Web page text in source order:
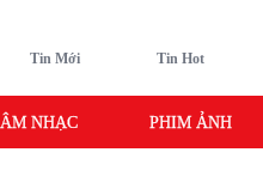
Tin Mới Tin Hot
ÂM NHẠC PHIM ẢNH